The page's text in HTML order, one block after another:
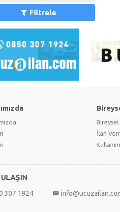
Filtrele
İlan
307 1924